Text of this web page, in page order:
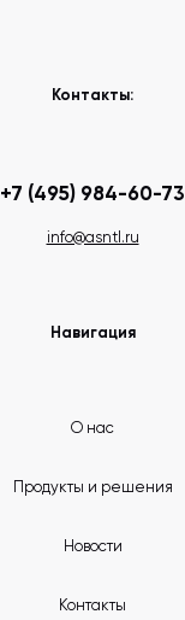
Контакты:
+7 (495) 984-60-73
info@asntl.ru
Навигация
О нас
Продукты и решения
Новости
Контакты